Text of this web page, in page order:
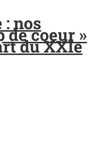
: nos
de coeur »
du XXIe